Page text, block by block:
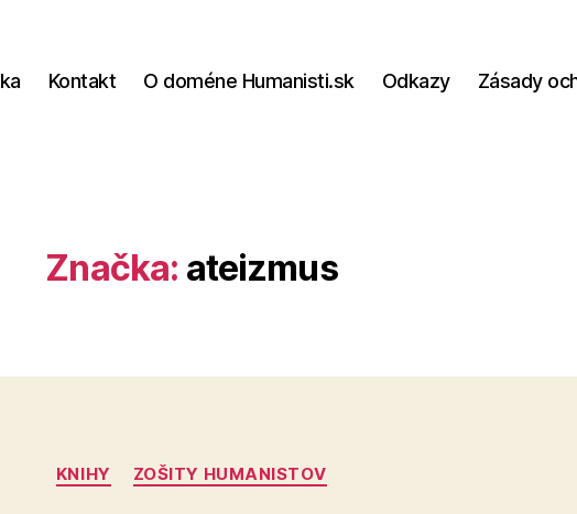
Kontakt O doméne Humanisti.sk Odkazy Zásady
Značka: ateizmus
Kategórie
KNIHY ZOŠITY HUMANISTOV